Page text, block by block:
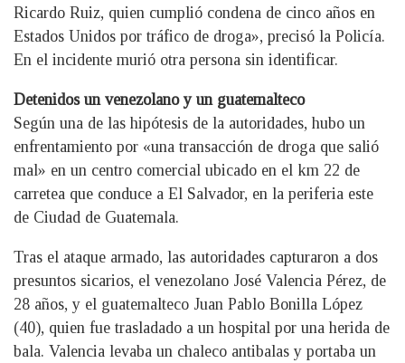
Ricardo Ruiz, quien cumplió condena de cinco años en
Estados Unidos por tráfico de droga», precisó la Policía.
En el incidente murió otra persona sin identificar.
Detenidos un venezolano y un guatemalteco
Según una de las hipótesis de la autoridades, hubo un
enfrentamiento por «una transacción de droga que salió
mal» en un centro comercial ubicado en el km 22 de
carretea que conduce a El Salvador, en la periferia este
de Ciudad de Guatemala.
Tras el ataque armado, las autoridades capturaron a dos
presuntos sicarios, el venezolano José Valencia Pérez, de
28 años, y el guatemalteco Juan Pablo Bonilla López
(40), quien fue trasladado a un hospital por una herida de
bala. Valencia levaba un chaleco antibalas y portaba un